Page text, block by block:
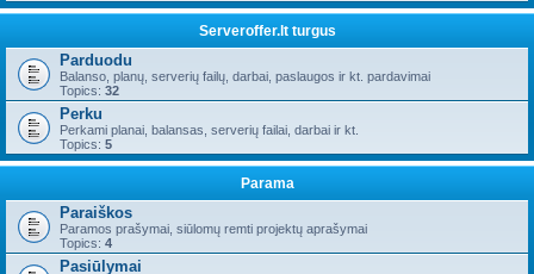
Serveroffer.lt turgus
Parduodu
Balanso, planų, serverių failų, darbai, paslaugos ir kt. pardavimai
Topics: 32
Perku
Perkami planai, balansas, serverių failai, darbai ir kt.
Topics: 5
Parama
Paraiškos
Paramos prašymai, siūlomų remti projektų aprašymai
Topics: 4
Pasiūlymai